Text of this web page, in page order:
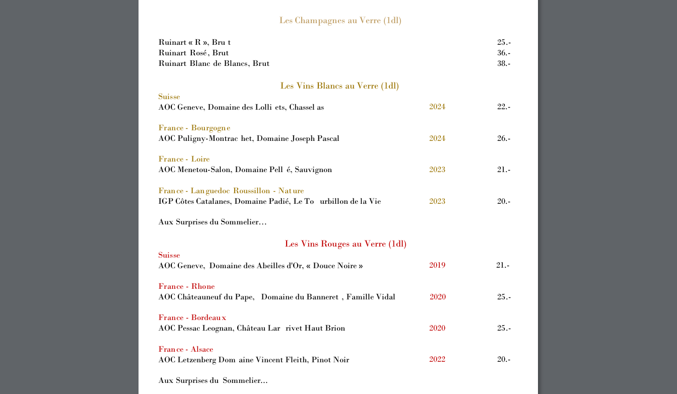
Les Champagnes au Verre (1dl)
Ruinart « R », Bru t 25.-
Ruinart Rosé, Brut
36.-
Ruinart Blanc de Blancs, Brut 38.-
Les Vins Blancs au Verre (1dl)
Suisse
AOC Geneve, Domaine des Lolli ets, Chasselas 2024
22.-
France - Bourgogne
AOC Puligny-Montrac het, Domaine Joseph Pascal 2024
26.-
France - Loire
AOC Menetou-Salon, Domaine Pell é, Sauvignon 2023
21.-
France - Languedoc Roussillon - Nature
IGP Côtes Catalanes, Domaine Padié, Le To urbillon de la Vie 2023
20.-
Aux Surprises du Sommelier…
Les Vins Rouges au Verre (1dl)
Suisse
AOC Geneve, Domaine des Abeilles d'Or, « Douce Noire » 2019
21.-
France - Rhone
AOC Châteauneuf du Pape, Domaine du Banneret , Famille Vidal 2020 25.-
France - Bordeaux
AOC Pessac Leognan, Château Lar rivet Haut Brion 2020 25.-
France - Alsace
AOC Letzenberg Dom aine Vincent Fleith, Pinot Noir 2022
20.-
Aux Surprises du Sommelier...